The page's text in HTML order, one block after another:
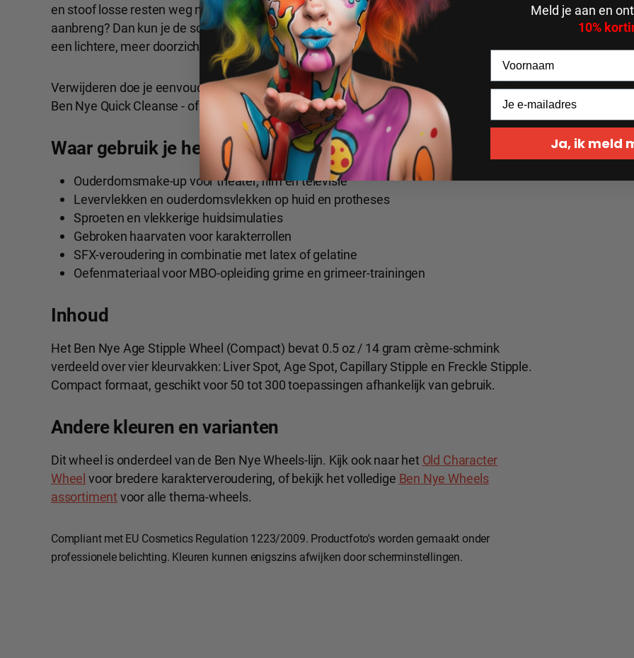
en stoof losse resten weg met een poederkwast. Wil je meer transparantie in de
aanbreng? Dan kun je de schmink op een mengplaatje verdunnen met alcohol 99% voor
een lichtere, meer doorzichtige laag.
Verwijderen doe je eenvoudig met een mildeschmink removerop oliebasis - zoals de
Ben Nye Quick Cleanse - of met wat water en zeep voor lichtere lagen.
Waar gebruik je het voor?
Ouderdomsmake-up voor theater, film en televisie
Levervlekken en ouderdomsvlekken op huid en protheses
Sproeten en vlekkerige huidsimulaties
Gebroken haarvaten voor karakterrollen
SFX-veroudering in combinatie met latex of gelatine
Oefenmateriaal voor MBO-opleiding grime en grimeer-trainingen
Inhoud
Het Ben Nye Age Stipple Wheel (Compact) bevat 0.5 oz / 14 gram crème-schmink
verdeeld over vier kleurvakken: Liver Spot, Age Spot, Capillary Stipple en Freckle Stipple.
Compact formaat, geschikt voor 50 tot 300 toepassingen afhankelijk van gebruik.
Andere kleuren en varianten
Dit wheel is onderdeel van de Ben Nye Wheels-lijn. Kijk ook naar het Old Character
Wheel voor bredere karakterveroudering, of bekijk het volledige Ben Nye Wheels
assortiment voor alle thema-wheels.
Compliant met EU Cosmetics Regulation 1223/2009. Productfoto's worden gemaakt onder
professionele belichting. Kleuren kunnen enigszins afwijken door scherminstellingen.
Meld je aan en
10%
Ja, ik meld